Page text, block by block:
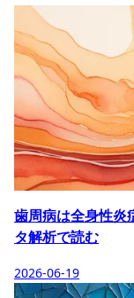
歯周病は全身性炎
タ解析で読む
2026-06-19